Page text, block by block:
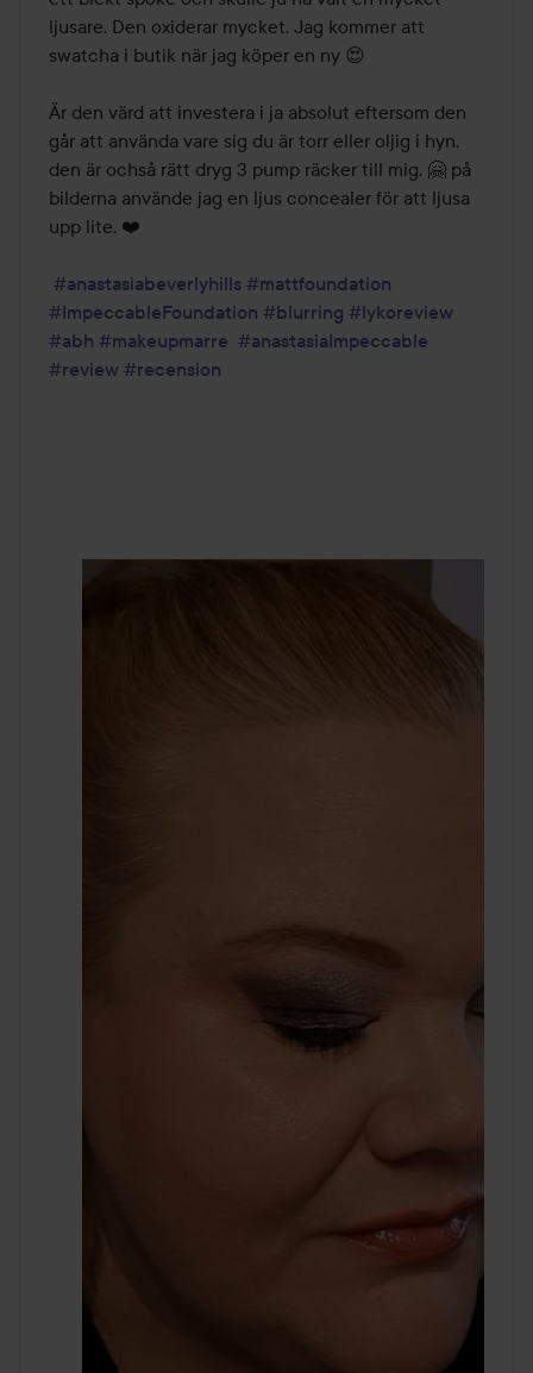
WP = Varm Persika
ANVÄND TILLSAMMANS MED:
A30 Pro Brush
Blurring Serum Blush
Impeccable 24HR Blurring Matte Setting Spray
Volumizing Tinted Brow Gel
Förbered din hud med en ansiktskräm eller primer.
Fokusera på önskade områden för att bygga upp täckning
För torra hudtyper, förbered huden med fukt före
Kombinera med icke-oljebaserade produkter för bästa
ljusare. Den oxiderar mycket. Jag kommer att
swatcha i butik när jag köper en ny 😍
Är den värd att investera i ja absolut eftersom den
går att använda vare sig du är torr eller oljig i hyn,
den är ochså rätt dryg 3 pump räcker till mig. 🤗 på
bilderna använde jag en ljus concealer för att ljusa
upp lite. ❤️
#anastasiabeverlyhills #mattfoundation
#ImpeccableFoundation #blurring #lykoreview
#abh #makeupmarre #anastasiaImpeccable
#review #recension